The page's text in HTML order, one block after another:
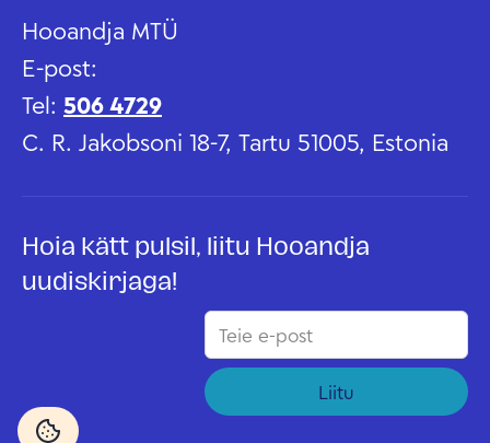
Hooandja MTÜ
E-post:
Tel: 506 4729
C. R. Jakobsoni 18-7, Tartu 51005, Estonia
Hoia kätt pulsil, liitu Hooandja
uudiskirjaga!
Liitu